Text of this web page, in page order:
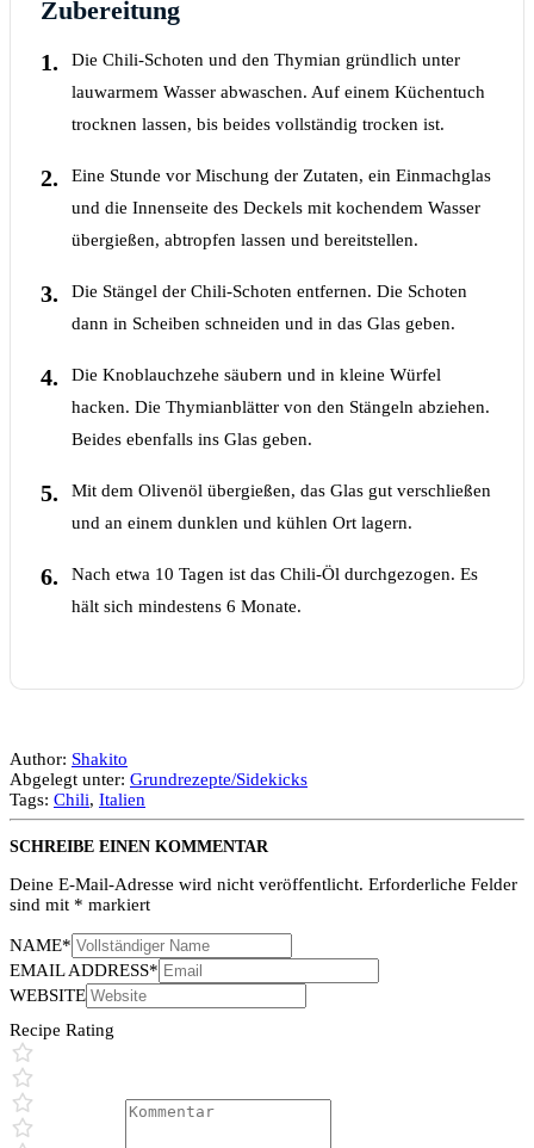
Zubereitung
Die Chili-Schoten und den Thymian gründlich unter
lauwarmem Wasser abwaschen. Auf einem Küchentuch
trocknen lassen, bis beides vollständig trocken ist.
Eine Stunde vor Mischung der Zutaten, ein Einmachglas
und die Innenseite des Deckels mit kochendem Wasser
übergießen, abtropfen lassen und bereitstellen.
Die Stängel der Chili-Schoten entfernen. Die Schoten
dann in Scheiben schneiden und in das Glas geben.
Die Knoblauchzehe säubern und in kleine Würfel
hacken. Die Thymianblätter von den Stängeln abziehen.
Beides ebenfalls ins Glas geben.
Mit dem Olivenöl übergießen, das Glas gut verschließen
und an einem dunklen und kühlen Ort lagern.
Nach etwa 10 Tagen ist das Chili-Öl durchgezogen. Es
hält sich mindestens 6 Monate.
Author: Shakito
Abgelegt unter: Grundrezepte/Sidekicks
Tags: Chili, Italien
SCHREIBE EINEN KOMMENTAR
Deine E-Mail-Adresse wird nicht veröffentlicht. Erforderliche Felder
sind mit * markiert
NAME*
EMAIL ADDRESS*
WEBSITE
Recipe Rating